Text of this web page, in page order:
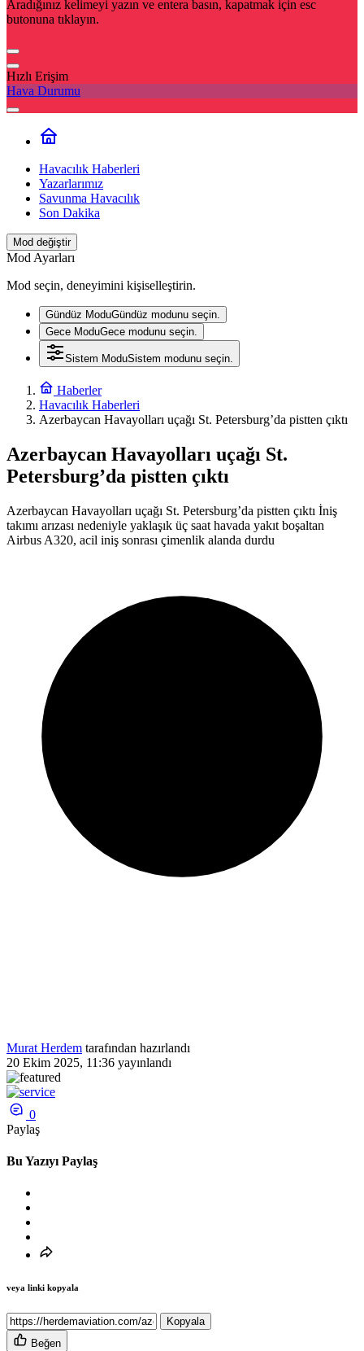
Aradığınız kelimeyi yazın ve entera basın, kapatmak için esc
butonuna tıklayın.
Hızlı Erişim
Hava Durumu
Havacılık Haberleri
Yazarlarımız
Savunma Havacılık
Son Dakika
Mod değiştir
Mod Ayarları
Mod seçin, deneyimini kişiselleştirin.
Gündüz ModuGündüz modunu seçin.
Gece ModuGece modunu seçin.
Sistem ModuSistem modunu seçin.
Haberler
Havacılık Haberleri
Azerbaycan Havayolları uçağı St. Petersburg’da pistten çıktı
Azerbaycan Havayolları uçağı St.
Petersburg’da pistten çıktı
Azerbaycan Havayolları uçağı St. Petersburg’da pistten çıktı İniş
takımı arızası nedeniyle yaklaşık üç saat havada yakıt boşaltan
Airbus A320, acil iniş sonrası çimenlik alanda durdu
Murat Herdem tarafından hazırlandı
20 Ekim 2025, 11:36 yayınlandı
0
Paylaş
Bu Yazıyı Paylaş
veya linki kopyala
Kopyala
Beğen